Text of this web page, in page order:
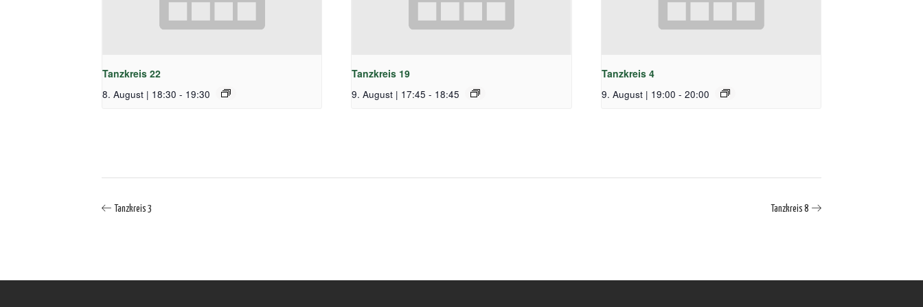
Tanzkreis 22
8. August | 18:30 - 19:30
Tanzkreis 19
9. August | 17:45 - 18:45
Tanzkreis 4
9. August | 19:00 - 20:00
Tanzkreis 3 Tanzkreis 8